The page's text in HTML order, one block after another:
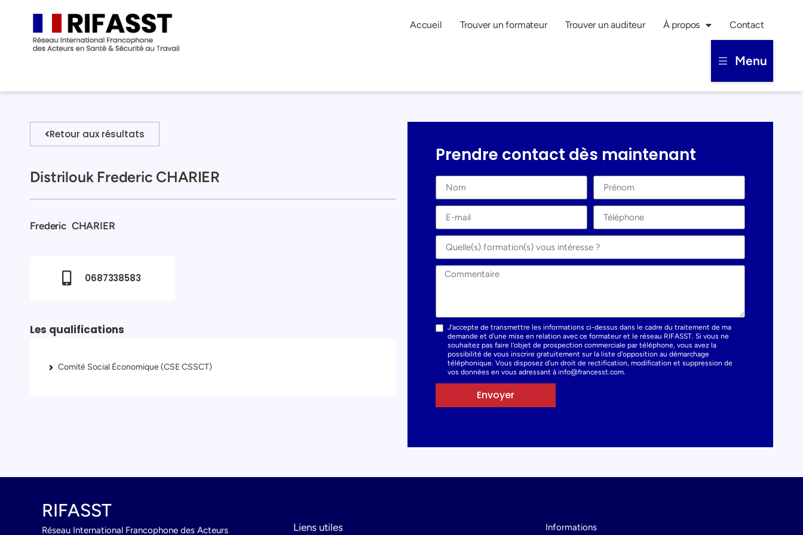
Accueil Trouver un formateur Trouver un auditeur À propos Contact
Menu
Retour aux résultats
Distrilouk Frederic CHARIER
Frederic CHARIER
0687338583
Les qualifications
Comité Social Économique (CSE CSSCT)
Prendre contact dès maintenant
J'accepte de transmettre les informations ci-dessus dans le cadre du traitement de ma
demande et d'une mise en relation avec ce formateur et le réseau RIFASST. Si vous ne
souhaitez pas faire l'objet de prospection commerciale par téléphone, vous avez la
possibilité de vous inscrire gratuitement sur la liste d'opposition au démarchage
téléphonique. Vous disposez d'un droit de rectification, modification et suppression de
vos données en vous adressant à info@francesst.com.
Envoyer
RIFASST
Réseau International Francophone des Acteurs Liens utiles Informations